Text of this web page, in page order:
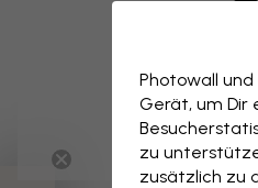
Photowall
Gerät, um Dir
zu
zusätzlich zu